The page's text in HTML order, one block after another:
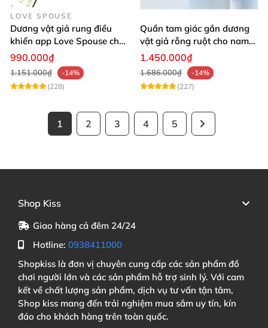
LOVE SPOUSE
Dương vật giả rung điều
khiển app Love Spouse cho
Les nhanh nhạy
990.000₫
1.151.000₫
-14%
(228)
Quần tam giác gắn dương
vật giả rỗng ruột cho nam
Jiuai mềm như thật
1.450.000₫
1.686.000₫
-14%
(227)
1 2 3 4 5
Shop Kiss
Giao hàng cả đêm 24/24
Hotline: 0938411000
Shopkiss là đơn vị chuyên cung cấp các sản phẩm đồ
chơi người lớn và các sản phẩm hỗ trợ sinh lý. Với cam
kết về chất lượng sản phẩm, dịch vụ tư vấn tận tâm,
Shop kiss mang đến trải nghiệm mua sắm uy tín, kín
đáo cho khách hàng trên toàn quốc.